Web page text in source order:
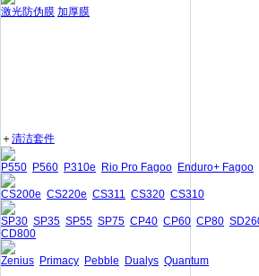
激光防伪膜 加厚膜
＋清洁套件
P550 P560 P310e Rio Pro Fagoo Enduro+ Fagoo
CS200e CS220e CS311 CS320 CS310
SP30 SP35 SP55 SP75 CP40 CP60 CP80
CD800
Zenius Primacy Pebble Dualys Quantum